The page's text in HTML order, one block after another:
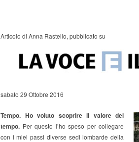
Lombardia
Articolo di Anna Rastello, pubblicato su
sabato 29 Ottobre 2016
Tempo. Ho voluto scoprire il valore del
tempo. Per questo l’ho speso per collegare
con i miei passi diverse sedi lombarde della